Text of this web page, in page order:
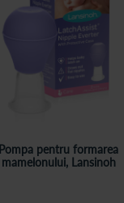
Pompa pentru formarea
mamelonului, Lansinoh